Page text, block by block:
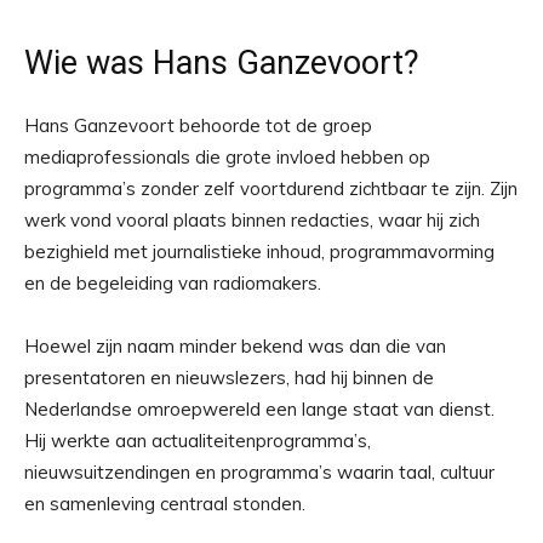
Wie was Hans Ganzevoort?
Hans Ganzevoort behoorde tot de groep
mediaprofessionals die grote invloed hebben op
programma’s zonder zelf voortdurend zichtbaar te zijn. Zijn
werk vond vooral plaats binnen redacties, waar hij zich
bezighield met journalistieke inhoud, programmavorming
en de begeleiding van radiomakers.
Hoewel zijn naam minder bekend was dan die van
presentatoren en nieuwslezers, had hij binnen de
Nederlandse omroepwereld een lange staat van dienst.
Hij werkte aan actualiteitenprogramma’s,
nieuwsuitzendingen en programma’s waarin taal, cultuur
en samenleving centraal stonden.